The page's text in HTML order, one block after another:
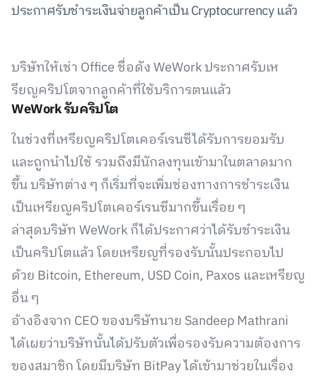
ประกาศรับชำระเงินจ่ายลูกค้าเป็น Cryptocurrency แล้ว
บริษัทให้เช่า Office ชื่อดัง WeWork ประกาศรับเห
รียญคริปโตจากลูกค้าที่ใช้บริการตนแล้ว
WeWork รับคริปโต
ในช่วงที่เหรียญคริปโตเคอร์เรนซีได้รับการยอมรับ
และถูกนำไปใช้ รวมถึงมีนักลงทุนเข้ามาในตลาดมาก
ขึ้น บริษัทต่าง ๆ ก็เริ่มที่จะเพิ่มช่องทางการชำระเงิน
เป็นเหรียญคริปโตเคอร์เรนซีมากขึ้นเรื่อย ๆ
ล่าสุดบริษัท WeWork ก็ได้ประกาศว่าได้รับชำระเงิน
เป็นคริปโตแล้ว โดยเหรียญที่รองรับนั้นประกอบไป
ด้วย Bitcoin, Ethereum, USD Coin, Paxos และเหรียญ
อื่น ๆ
อ้างอิงจาก CEO ของบริษัทนาย Sandeep Mathrani
ได้เผยว่าบริษัทนั้นได้ปรับตัวเพื่อรองรับความต้องการ
ของสมาชิก โดยมีบริษัท BitPay ได้เข้ามาช่วยในเรื่อง